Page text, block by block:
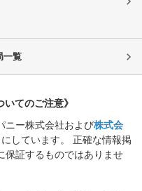
一覧
いてのご注意》
ニー株式会社および株式会
しています。 正確な情報掲
保証するものではありませ